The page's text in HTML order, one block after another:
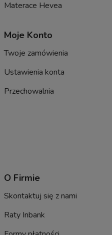
Materace Hevea
Moje Konto
Twoje zamówienia
Ustawienia konta
Przechowalnia
O Firmie
Skontaktuj się z nami
Raty Inbank